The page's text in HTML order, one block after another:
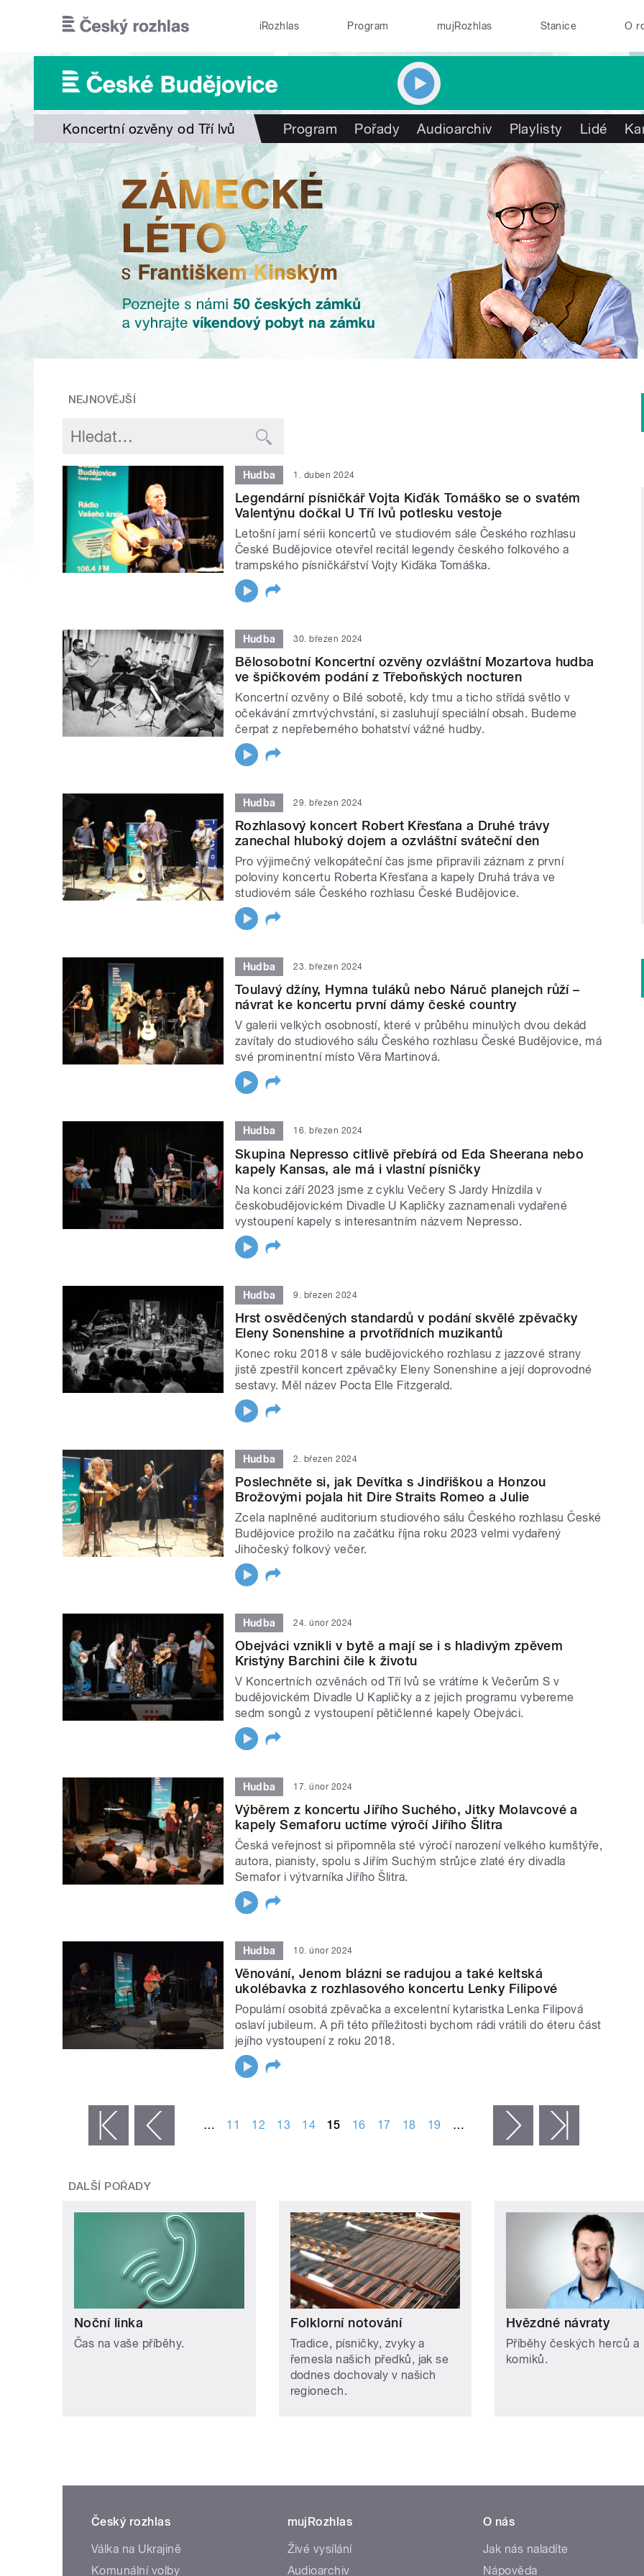
iRozhlas Program mujRozhlas Stanice O
Koncertní ozvěny od Tří lvů Program Pořady Audioarchiv Playlisty Lidé
NEJNOVĚJŠÍ
Hudba 1. duben 2024
Legendární písničkář Vojta Kiďák Tomáško se o svatém
Valentýnu dočkal U Tří lvů potlesku vestoje
Letošní jarní sérii koncertů ve studiovém sále Českého rozhlasu
České Budějovice otevřel recitál legendy českého folkového a
trampského písničkářství Vojty Kiďáka Tomáška.
Hudba 30. březen 2024
Bělosobotní Koncertní ozvěny ozvláštní Mozartova hudba
ve špičkovém podání z Třeboňských nocturen
Koncertní ozvěny o Bílé sobotě, kdy tmu a ticho střídá světlo v
očekávání zmrtvýchvstání, si zasluhují speciální obsah. Budeme
čerpat z nepřeberného bohatství vážné hudby.
Hudba 29. březen 2024
Rozhlasový koncert Robert Křesťana a Druhé trávy
zanechal hluboký dojem a ozvláštní sváteční den
Pro výjimečný velkopáteční čas jsme připravili záznam z první
poloviny koncertu Roberta Křesťana a kapely Druhá tráva ve
studiovém sále Českého rozhlasu České Budějovice.
Hudba 23. březen 2024
Toulavý džíny, Hymna tuláků nebo Náruč planejch růží –
návrat ke koncertu první dámy české country
V galerii velkých osobností, které v průběhu minulých dvou dekád
zavítaly do studiového sálu Českého rozhlasu České Budějovice, má
své prominentní místo Věra Martinová.
Hudba 16. březen 2024
Skupina Nepresso citlivě přebírá od Eda Sheerana nebo
kapely Kansas, ale má i vlastní písničky
Na konci září 2023 jsme z cyklu Večery S Jardy Hnízdila v
českobudějovickém Divadle U Kapličky zaznamenali vydařené
vystoupení kapely s interesantním názvem Nepresso.
Hudba 9. březen 2024
Hrst osvědčených standardů v podání skvělé zpěvačky
Eleny Sonenshine a prvotřídních muzikantů
Konec roku 2018 v sále budějovického rozhlasu z jazzové strany
jistě zpestřil koncert zpěvačky Eleny Sonenshine a její doprovodné
sestavy. Měl název Pocta Elle Fitzgerald.
Hudba 2. březen 2024
Poslechněte si, jak Devítka s Jindřiškou a Honzou
Brožovými pojala hit Dire Straits Romeo a Julie
Zcela naplněné auditorium studiového sálu Českého rozhlasu České
Budějovice prožilo na začátku října roku 2023 velmi vydařený
Jihočeský folkový večer.
Hudba 24. únor 2024
Obejváci vznikli v bytě a mají se i s hladivým zpěvem
Kristýny Barchini čile k životu
V Koncertních ozvěnách od Tří lvů se vrátíme k Večerům S v
budějovickém Divadle U Kapličky a z jejich programu vybereme
sedm songů z vystoupení pětičlenné kapely Obejváci.
Hudba 17. únor 2024
Výběrem z koncertu Jiřího Suchého, Jitky Molavcové a
kapely Semaforu uctíme výročí Jiřího Šlitra
Česká veřejnost si připomněla sté výročí narození velkého kumštýře,
autora, pianisty, spolu s Jiřím Suchým strůjce zlaté éry divadla
Semafor i výtvarníka Jiřího Šlitra.
Hudba 10. únor 2024
Věnování, Jenom blázni se radujou a také keltská
ukolébavka z rozhlasového koncertu Lenky Filipové
Populární osobitá zpěvačka a excelentní kytaristka Lenka Filipová
oslaví jubileum. A při této příležitosti bychom rádi vrátili do éteru část
jejího vystoupení z roku 2018.
‹ předchozí … 11 12 13 14 15 16 17 18 19 … následující ›
DALŠÍ POŘADY
Noční linka
Čas na vaše příběhy.
Folklorní notování
Tradice, písničky, zvyky a
řemesla našich předků, jak se
dodnes dochovaly v našich
regionech.
Hvězdné návraty
Příběhy českých herců a
komiků.
Český rozhlas
Válka na Ukrajině
Komunální volby
mujRozhlas
Živé vysílání
Audioarchiv
O nás
Jak nás naladíte
Nápověda